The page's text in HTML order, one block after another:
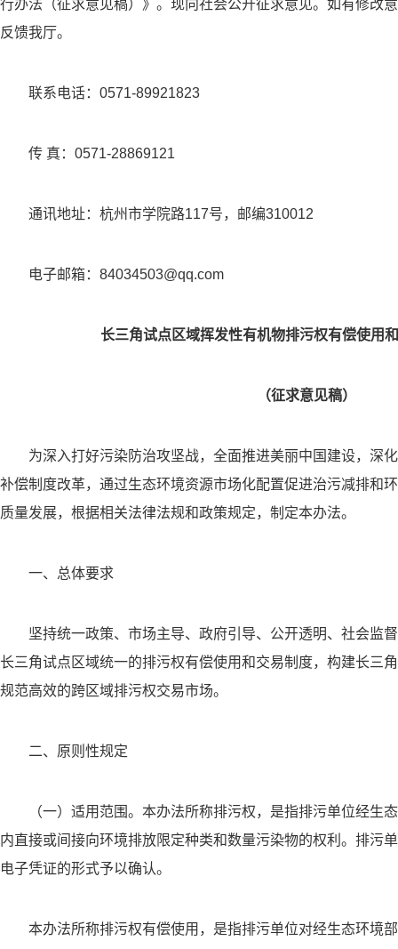
行办法（征求意见稿）》。现向社会公开征求意见。如有修改
反馈我厅。
联系电话：0571-89921823
传 真：0571-28869121
通讯地址：杭州市学院路117号，邮编310012
电子邮箱：84034503@qq.com
长三角试点区域挥发性有机物排污权有偿使用
（征求意见稿）
为深入打好污染防治攻坚战，全面推进美丽中国建设，深
补偿制度改革，通过生态环境资源市场化配置促进治污减排和
质量发展，根据相关法律法规和政策规定，制定本办法。
一、总体要求
坚持统一政策、市场主导、政府引导、公开透明、社会监
长三角试点区域统一的排污权有偿使用和交易制度，构建长三
规范高效的跨区域排污权交易市场。
二、原则性规定
（一）适用范围。本办法所称排污权，是指排污单位经生
内直接或间接向环境排放限定种类和数量污染物的权利。排污
电子凭证的形式予以确认。
本办法所称排污权有偿使用，是指排污单位对经生态环境